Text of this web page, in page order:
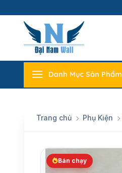
to
content
Danh Mục Sản Phẩm
Trang chủ Phụ Kiện
Bán chạy